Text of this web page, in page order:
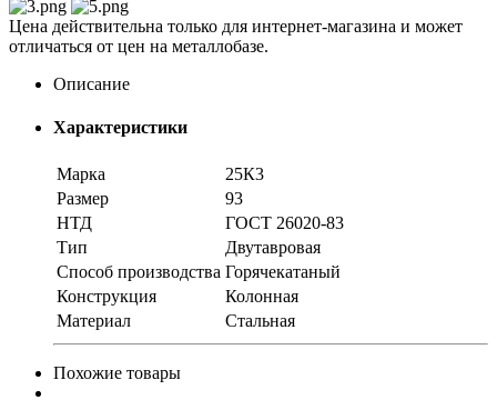
Цена действительна только для интернет-магазина и может
отличаться от цен на металлобазе.
Описание
Характеристики
Марка
25К3
Размер
93
НТД
ГОСТ 26020-83
Тип
Двутавровая
Способ производства Горячекатаный
Конструкция
Колонная
Материал
Стальная
Похожие товары